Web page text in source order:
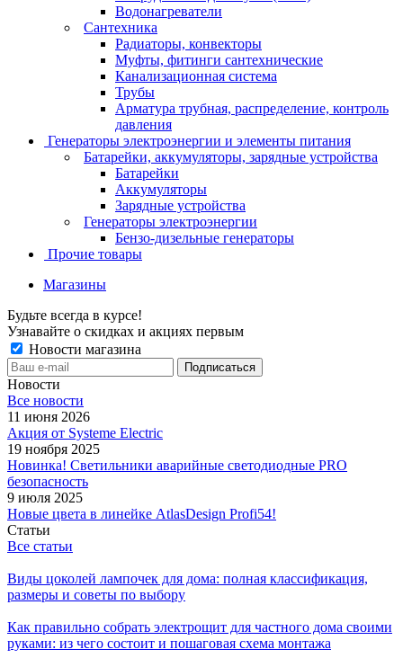
Водонагреватели
Сантехника
Радиаторы, конвекторы
Муфты, фитинги сантехнические
Канализационная система
Трубы
Арматура трубная, распределение, контроль
давления
Генераторы электроэнергии и элементы питания
Батарейки, аккумуляторы, зарядные устройства
Батарейки
Аккумуляторы
Зарядные устройства
Генераторы электроэнергии
Бензо-дизельные генераторы
Прочие товары
Магазины
Будьте всегда в курсе!
Узнавайте о скидках и акциях первым
Новости магазина
Новости
Все новости
11 июня 2026
Акция от Systeme Electric
19 ноября 2025
Новинка! Светильники аварийные светодиодные PRO
безопасность
9 июля 2025
Новые цвета в линейке AtlasDesign Profi54!
Статьи
Все статьи
Виды цоколей лампочек для дома: полная классификация,
размеры и советы по выбору
Как правильно собрать электрощит для частного дома своими
руками: из чего состоит и пошаговая схема монтажа